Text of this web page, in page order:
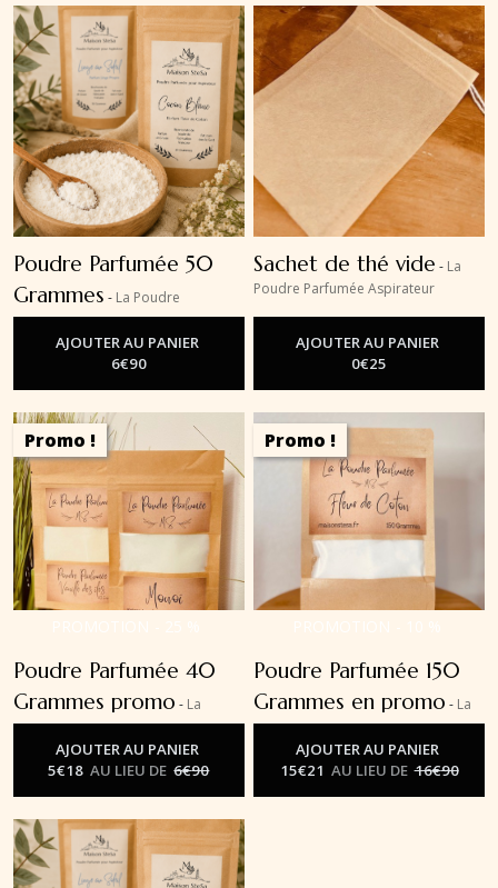
Poudre Parfumée 50
Grammes - La Poudre
Parfumée Aspirateur
AJOUTER AU PANIER
6€90
Sachet de thé vide - La
Poudre Parfumée Aspirateur
AJOUTER AU PANIER
0€25
Promo !
Poudre Parfumée 40
Grammes promo - La
Poudre Parfumée Aspirateur
AJOUTER AU PANIER
5€18 AU LIEU DE 6€90
Promo !
Poudre Parfumée 150
Grammes en promo - La
Poudre Parfumée Aspirateur
AJOUTER AU PANIER
15€21 AU LIEU DE 16€90